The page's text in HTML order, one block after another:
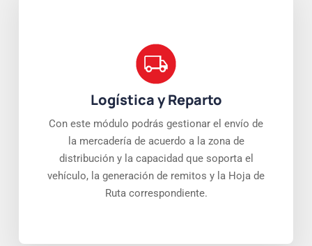
Logística y Reparto
Con este módulo podrás gestionar el envío de
la mercadería de acuerdo a la zona de
distribución y la capacidad que soporta el
vehículo, la generación de remitos y la Hoja de
Ruta correspondiente.